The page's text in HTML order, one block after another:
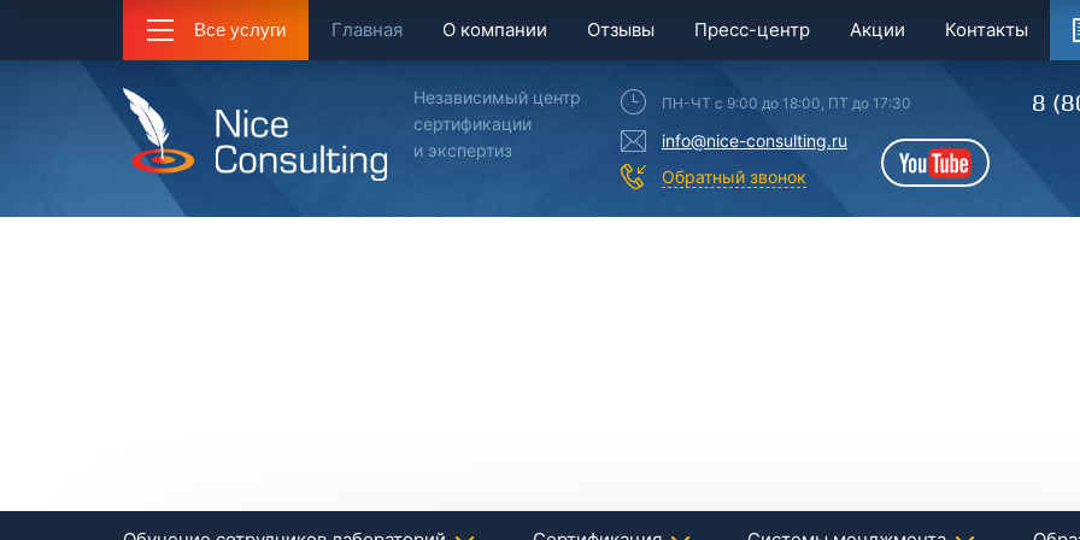
Все услуги Главная О компании Отзывы Пресс-центр Акции Контакты
Независимый центр
сертификации
и экспертиз
ПН-ЧТ с 9:00 до 18:00, ПТ до 17:30
info@nice-consulting.ru
Обратный звонок
YouTube
8